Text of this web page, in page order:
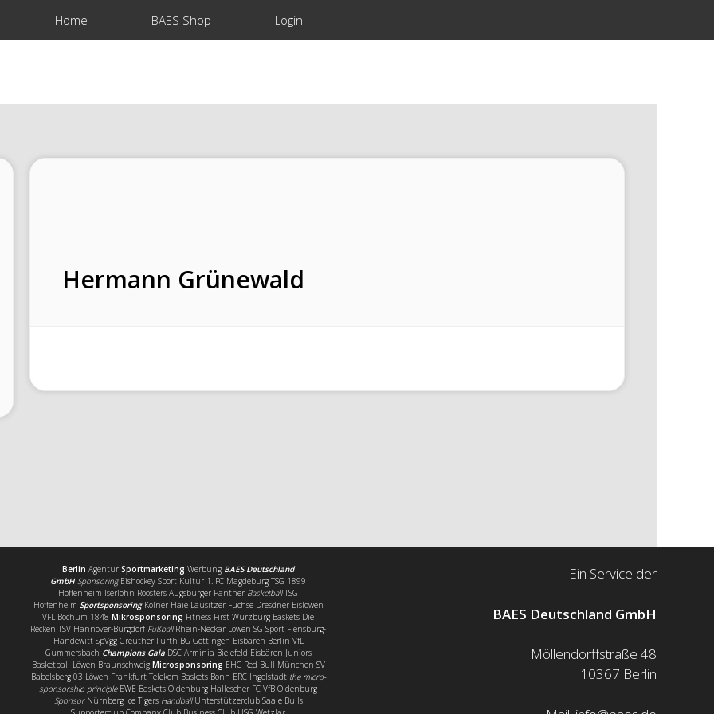
Home BAES Shop Login
Hermann Grünewald
Berlin AgenturSportmarketing Werbung BAES Deutschland
GmbH SponsoringEishockey Sport Kultur 1. FC Magdeburg TSG 1899
Hoffenheim Iserlohn Roosters Augsburger Panther BasketballTSG
Hoffenheim SportsponsoringKölner Haie Lausitzer Füchse Dresdner Eislöwen
VFL Bochum 1848Mikrosponsoring Fitness First Würzburg Baskets Die
Recken TSV Hannover-Burgdorf FußballRhein-Neckar Löwen SG Sport Flensburg-
Handewitt SpVgg Greuther Fürth BG Göttingen Eisbären Berlin VfL
Gummersbach Champions GalaDSC Arminia Bielefeld Eisbären Juniors
Basketball Löwen Braunschweig Microsponsoring EHC Red Bull München SV
Babelsberg 03 Löwen Frankfurt Telekom Baskets Bonn ERC Ingolstadt the micro-
sponsorship principleEWE Baskets Oldenburg Hallescher FC VfB Oldenburg
SponsorNürnberg Ice Tigers HandballUnterstützerclub Saale Bulls
Ein Service der
BAES Deutschland GmbH
Möllendorffstraße 48
10367 Berlin